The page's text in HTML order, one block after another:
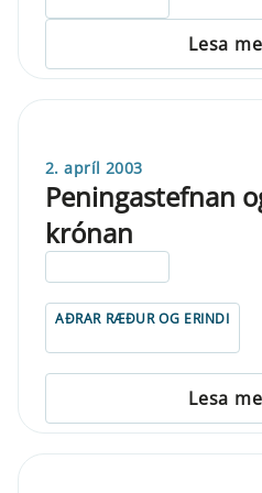
Lesa
2. apríl 2003
Peningastefnan
krónan
AÐRAR RÆÐUR OG ERINDI
Lesa